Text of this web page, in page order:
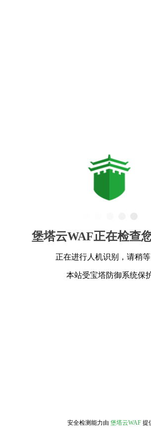
堡塔云WAF正在检查
正在进行人机识别，请稍
本站受宝塔防御系统保
安全检测能力由 堡塔云WAF 提